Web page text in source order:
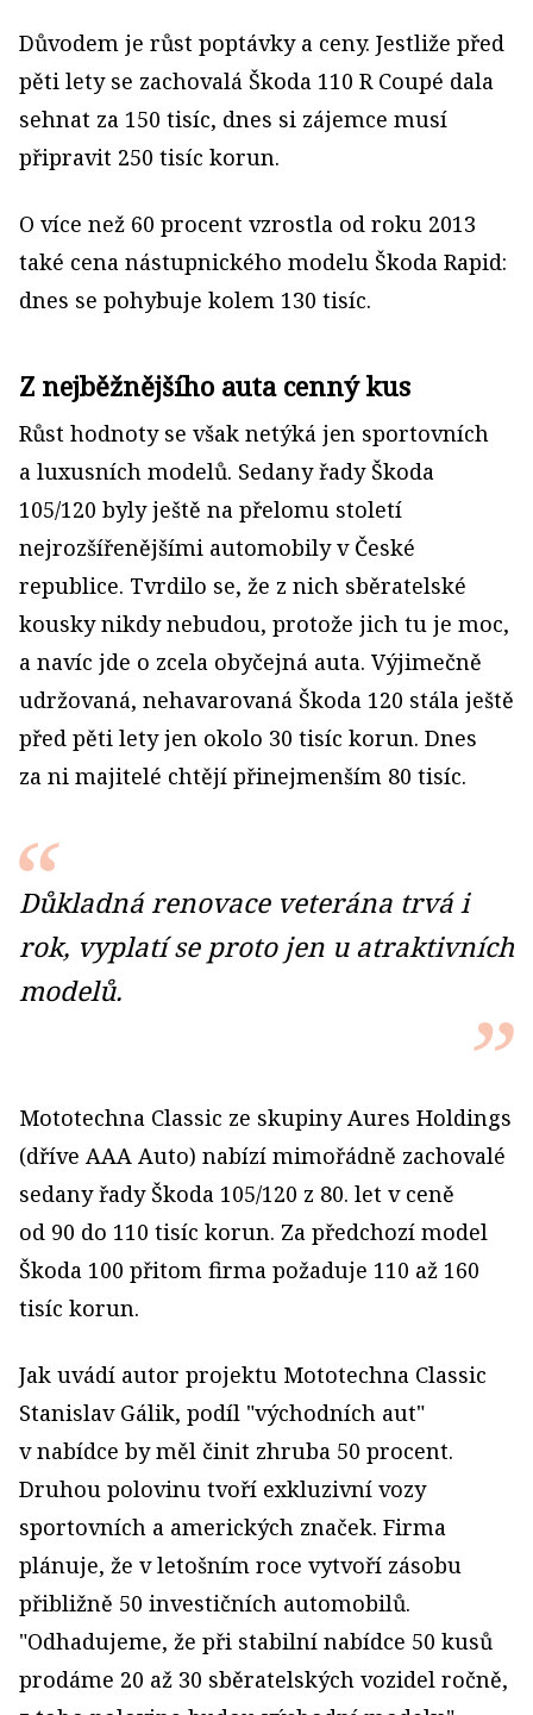
Důvodem je růst poptávky a ceny. Jestliže před
pěti lety se zachovalá Škoda 110 R Coupé dala
sehnat za 150 tisíc, dnes si zájemce musí
připravit 250 tisíc korun.
O více než 60 procent vzrostla od roku 2013
také cena nástupnického modelu Škoda Rapid:
dnes se pohybuje kolem 130 tisíc.
Z nejběžnějšího auta cenný kus
Růst hodnoty se však netýká jen sportovních
a luxusních modelů. Sedany řady Škoda
105/120 byly ještě na přelomu století
nejrozšířenějšími automobily v České
republice. Tvrdilo se, že z nich sběratelské
kousky nikdy nebudou, protože jich tu je moc,
a navíc jde o zcela obyčejná auta. Výjimečně
udržovaná, nehavarovaná Škoda 120 stála ještě
před pěti lety jen okolo 30 tisíc korun. Dnes
za ni majitelé chtějí přinejmenším 80 tisíc.
Důkladná renovace veterána trvá i
rok, vyplatí se proto jen u atraktivních
modelů.
Mototechna Classic ze skupiny Aures Holdings
(dříve AAA Auto) nabízí mimořádně zachovalé
sedany řady Škoda 105/120 z 80. let v ceně
od 90 do 110 tisíc korun. Za předchozí model
Škoda 100 přitom firma požaduje 110 až 160
tisíc korun.
Jak uvádí autor projektu Mototechna Classic
Stanislav Gálik, podíl "východních aut"
v nabídce by měl činit zhruba 50 procent.
Druhou polovinu tvoří exkluzivní vozy
sportovních a amerických značek. Firma
plánuje, že v letošním roce vytvoří zásobu
přibližně 50 investičních au­tomobilů.
"Odhadujeme, že při stabilní nabídce 50 kusů
prodáme 20 až 30 sběra­telských vozidel ročně,